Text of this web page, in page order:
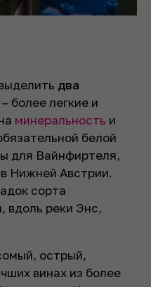
два
более легкие и
минеральность и
белой
для Вайнфиртеля,
в Нижней Австрии.
сорта
вдоль реки Энс,
острый,
винах из более